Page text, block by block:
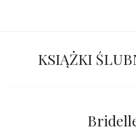
KSIĄŻKI